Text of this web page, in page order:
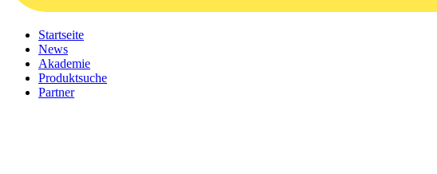
Startseite
News
Akademie
Produktsuche
Partner